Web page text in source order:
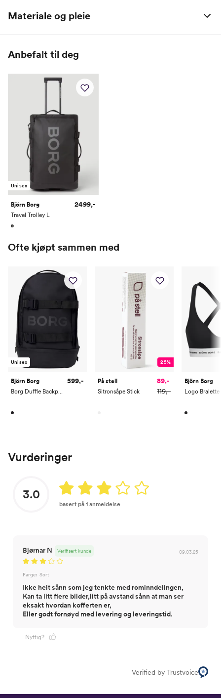
Materiale og pleie
Anbefalt til deg
Unisex
Björn Borg
Travel Trolley L
2499,-
Ofte kjøpt sammen med
Unisex
Björn Borg
Borg Duffle Backpack
599,-
25%
På stell
Sitronsåpe Stick
89,-
119,-
Björn Borg
Logo Bralette
Vurderinger
3.0
basert på 1 anmeldelse
Bjørnar N 09.03.25
Verifisert kunde
Farge: Sort
Ikke helt sånn som jeg tenkte med rominndelingen,
Kan ta litt flere bilder,litt på avstand sånn at man ser
eksakt hvordan kofferten er,
Eller godt fornøyd med levering og leveringstid.
Nyttig?
Verified by Trustvoice